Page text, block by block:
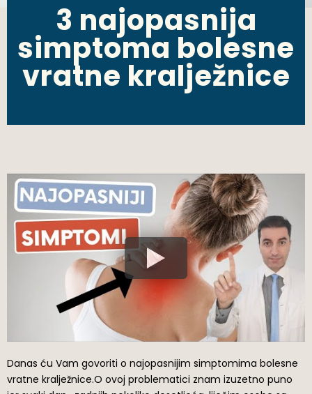
3 najopasnija
simptoma bolesne
vratne kralježnice
Danas ću Vam govoriti o najopasnijim simptomima bolesne
vratne kralježnice.O ovoj problematici znam izuzetno puno